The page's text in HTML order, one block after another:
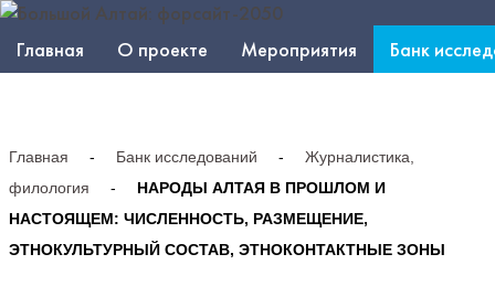
Главная О проекте Мероприятия Банк
Главная - Банк исследований -
Журналистика,
филология
-
НАРОДЫ АЛТАЯ В ПРОШЛОМ И
НАСТОЯЩЕМ: ЧИСЛЕННОСТЬ, РАЗМЕЩЕНИЕ,
ЭТНОКУЛЬТУРНЫЙ СОСТАВ, ЭТНОКОНТАКТНЫЕ ЗОНЫ